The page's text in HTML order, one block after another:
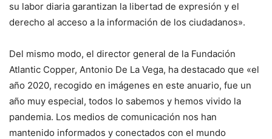
su labor diaria garantizan la libertad de expresión y el
derecho al acceso a la información de los ciudadanos».
Del mismo modo, el director general de la Fundación
Atlantic Copper, Antonio De La Vega, ha destacado que «el
año 2020, recogido en imágenes en este anuario, fue un
año muy especial, todos lo sabemos y hemos vivido la
pandemia. Los medios de comunicación nos han
mantenido informados y conectados con el mundo